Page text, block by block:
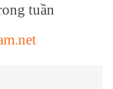
tuần